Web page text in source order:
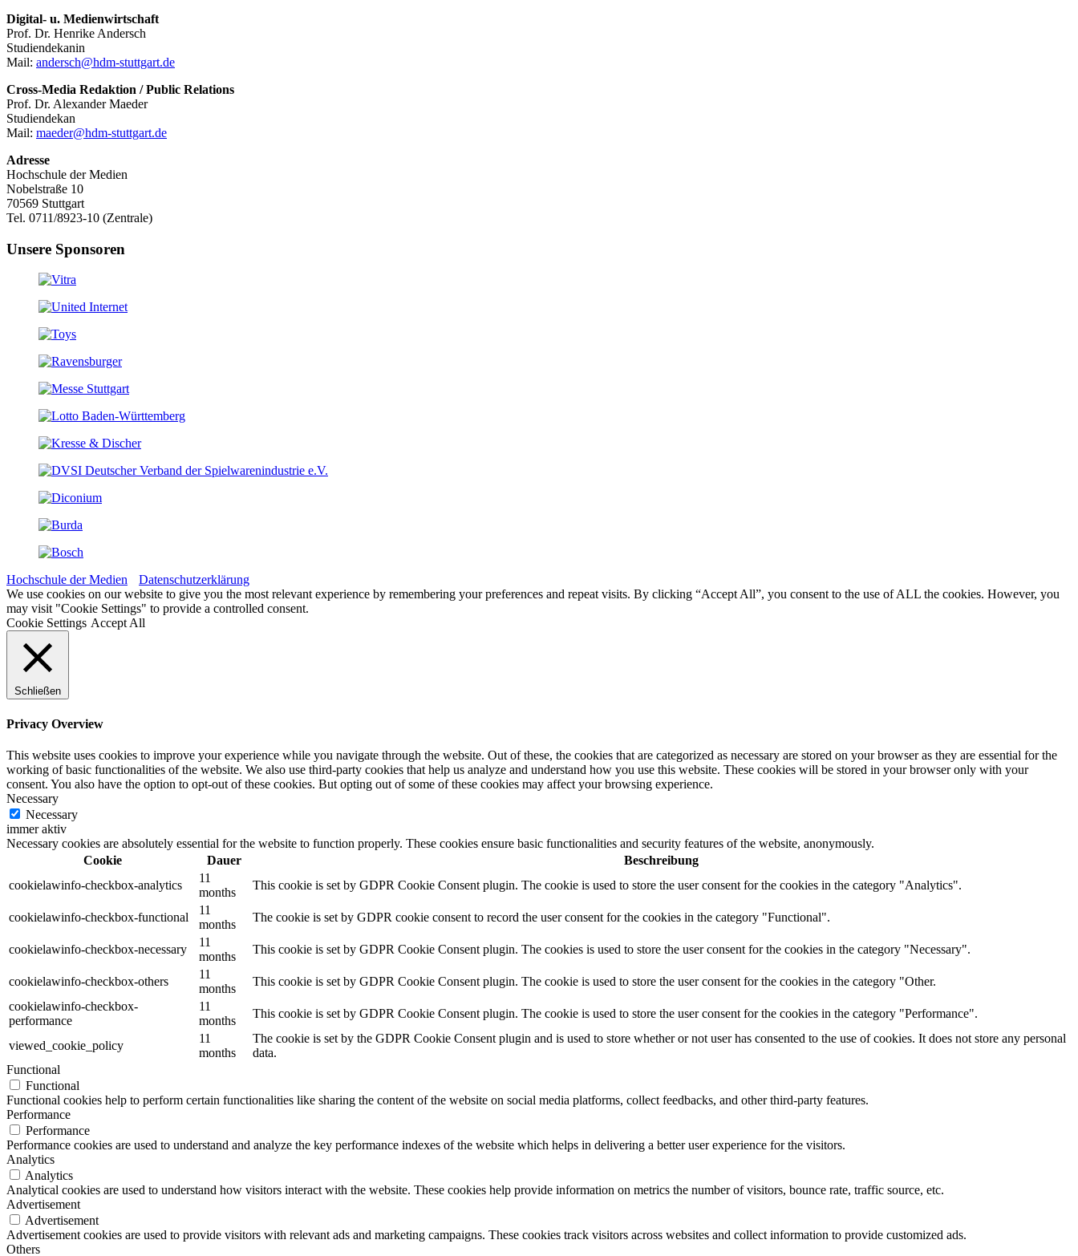
Digital- u. Medienwirtschaft
Prof. Dr. Henrike Andersch
Studiendekanin
Mail: andersch@hdm-stuttgart.de
Cross-Media Redaktion / Public Relations
Prof. Dr. Alexander Maeder
Studiendekan
Mail: maeder@hdm-stuttgart.de
Adresse
Hochschule der Medien
Nobelstraße 10
70569 Stuttgart
Tel. 0711/8923-10 (Zentrale)
Unsere Sponsoren
Hochschule der Medien
Datenschutzerklärung
We use cookies on our website to give you the most relevant experience by remembering your preferences and repeat visits. By clicking “Accept All”, you consent to the use of ALL the cookies. However, you
may visit "Cookie Settings" to provide a controlled consent.
Cookie Settings Accept All
Schließen
Privacy Overview
This website uses cookies to improve your experience while you navigate through the website. Out of these, the cookies that are categorized as necessary are stored on your browser as they are essential for the
working of basic functionalities of the website. We also use third-party cookies that help us analyze and understand how you use this website. These cookies will be stored in your browser only with your
consent. You also have the option to opt-out of these cookies. But opting out of some of these cookies may affect your browsing experience.
Necessary
Necessary
immer aktiv
Necessary cookies are absolutely essential for the website to function properly. These cookies ensure basic functionalities and security features of the website, anonymously.
Cookie
Dauer
Beschreibung
cookielawinfo-checkbox-analytics
11
months
This cookie is set by GDPR Cookie Consent plugin. The cookie is used to store the user consent for the cookies in the category "Analytics".
cookielawinfo-checkbox-functional
11
months
The cookie is set by GDPR cookie consent to record the user consent for the cookies in the category "Functional".
cookielawinfo-checkbox-necessary
11
months
This cookie is set by GDPR Cookie Consent plugin. The cookies is used to store the user consent for the cookies in the category "Necessary".
cookielawinfo-checkbox-others
11
months
This cookie is set by GDPR Cookie Consent plugin. The cookie is used to store the user consent for the cookies in the category "Other.
cookielawinfo-checkbox-
performance
11
months
This cookie is set by GDPR Cookie Consent plugin. The cookie is used to store the user consent for the cookies in the category "Performance".
viewed_cookie_policy
11
months
The cookie is set by the GDPR Cookie Consent plugin and is used to store whether or not user has consented to the use of cookies. It does not store any personal
data.
Functional
Functional
Functional cookies help to perform certain functionalities like sharing the content of the website on social media platforms, collect feedbacks, and other third-party features.
Performance
Performance
Performance cookies are used to understand and analyze the key performance indexes of the website which helps in delivering a better user experience for the visitors.
Analytics
Analytics
Analytical cookies are used to understand how visitors interact with the website. These cookies help provide information on metrics the number of visitors, bounce rate, traffic source, etc.
Advertisement
Advertisement
Advertisement cookies are used to provide visitors with relevant ads and marketing campaigns. These cookies track visitors across websites and collect information to provide customized ads.
Others